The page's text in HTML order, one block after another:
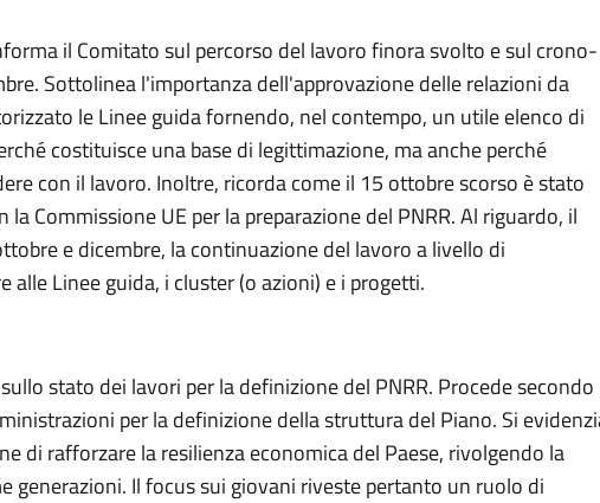
il Comitato sul percorso del lavoro finora svolto e sul crono-
Sottolinea l'importanza dell'approvazione delle relazioni da
le Linee guida fornendo, nel contempo, un utile elenco di
costituisce una base di legittimazione, ma anche perché
con il lavoro. Inoltre, ricorda come il 15 ottobre scorso è stato
Commissione UE per la preparazione del PNRR. Al riguardo, il
e dicembre, la continuazione del lavoro a livello di
Linee guida, i cluster (o azioni) e i progetti.
stato dei lavori per la definizione del PNRR. Procede secondo
per la definizione della struttura del Piano. Si
di rafforzare la resilienza economica del Paese, rivolgendo la
generazioni. Il focus sui giovani riveste pertanto un ruolo di